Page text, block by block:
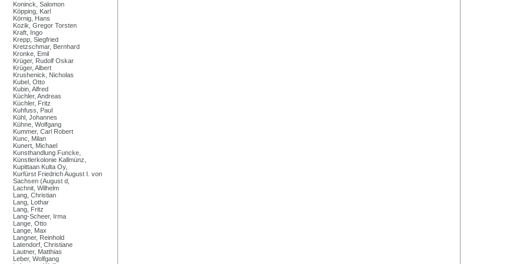
Koninck, Salomon
Köpping, Karl
Körnig, Hans
Kozik, Gregor Torsten
Kraft, Ingo
Krepp, Siegfried
Kretzschmar, Bernhard
Kronke, Emil
Krüger, Rudolf Oskar
Krüger, Albert
Krushenick, Nicholas
Kubel, Otto
Kubin, Alfred
Küchler, Andreas
Küchler, Fritz
Kuhfuss, Paul
Kühl, Johannes
Kühne, Wolfgang
Kummer, Carl Robert
Kunc, Milan
Kunert, Michael
Kunsthandlung Funcke,
Künstlerkolonie Kallmünz,
Kupittaan Kulta Oy,
Kurfürst Friedrich August I. von
Sachsen (August d,
Lachnit, Wilhelm
Lang, Christian
Lang, Lothar
Lang, Fritz
Lang-Scheer, Irma
Lange, Otto
Lange, Max
Langner, Reinhold
Latendorf, Christiane
Lautner, Matthias
Leber, Wolfgang